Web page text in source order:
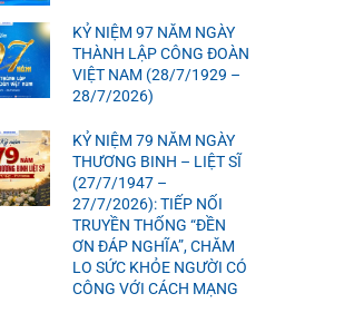
KỶ NIỆM 97 NĂM NGÀY
THÀNH LẬP CÔNG ĐOÀN
VIỆT NAM (28/7/1929 –
28/7/2026)
KỶ NIỆM 79 NĂM NGÀY
THƯƠNG BINH – LIỆT SĨ
(27/7/1947 –
27/7/2026): TIẾP NỐI
TRUYỀN THỐNG “ĐỀN
ƠN ĐÁP NGHĨA”, CHĂM
LO SỨC KHỎE NGƯỜI CÓ
CÔNG VỚI CÁCH MẠNG